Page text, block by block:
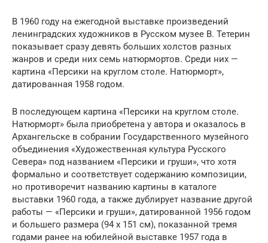
В 1960 году на ежегодной выставке произведений
ленинградских художников в Русском музее В. Тетерин
показывает сразу девять больших холстов разных
жанров и среди них семь натюрмортов. Среди них —
картина «Персики на круглом столе. Натюрморт»,
датированная 1958 годом.
В последующем картина «Персики на круглом столе.
Натюрморт» была приобретена у автора и оказалось в
Архангельске в собрании Государственного музейного
объединения «Художественная культура Русского
Севера» под названием «Персики и груши», что хотя
формально и соответствует содержанию композиции,
но противоречит названию картины в каталоге
выставки 1960 года, а также дублирует название другой
работы — «Персики и груши», датированной 1956 годом
и большего размера (94 х 151 см), показанной тремя
годами ранее на юбилейной выставке 1957 года в